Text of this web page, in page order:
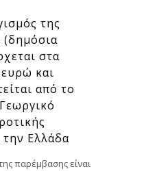
της
στα
και
από το
την Ελλάδα
παρέμβασης είναι